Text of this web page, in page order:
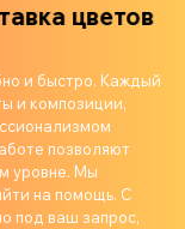
цветов
и быстро. Каждый
и композиции,
позволяют
уровне. Мы
на помощь. С
под ваш запрос,